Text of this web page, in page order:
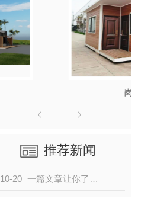
推荐新闻
10-20 一篇文章让你了解创意集装箱